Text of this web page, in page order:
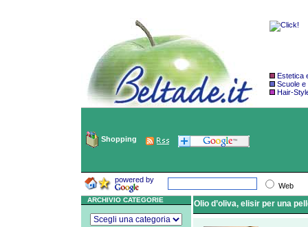
Estetica
Scuole e
Hair-
Shopping
powered by
Web
ARCHIVIO CATEGORIE Olio d’oliva, elisir per una